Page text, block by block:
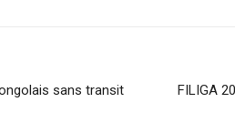
sans transit
FILIGA